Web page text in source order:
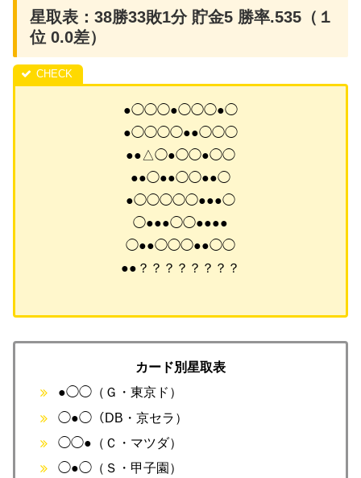
星取表：38勝33敗1分 貯金5 勝率.535（１
位 0.0差）
●◯◯◯●◯◯◯●◯
●◯◯◯◯●●◯◯◯
●●△◯●◯◯●◯◯
●●◯●●◯◯●●◯
●◯◯◯◯◯●●●◯
◯●●●◯◯●●●●
◯●●◯◯◯●●◯◯
●●？？？？？？？？
カード別星取表
●◯◯（Ｇ・東京ド）
◯●◯（DB・京セラ）
◯◯●（Ｃ・マツダ）
◯●◯（Ｓ・甲子園）